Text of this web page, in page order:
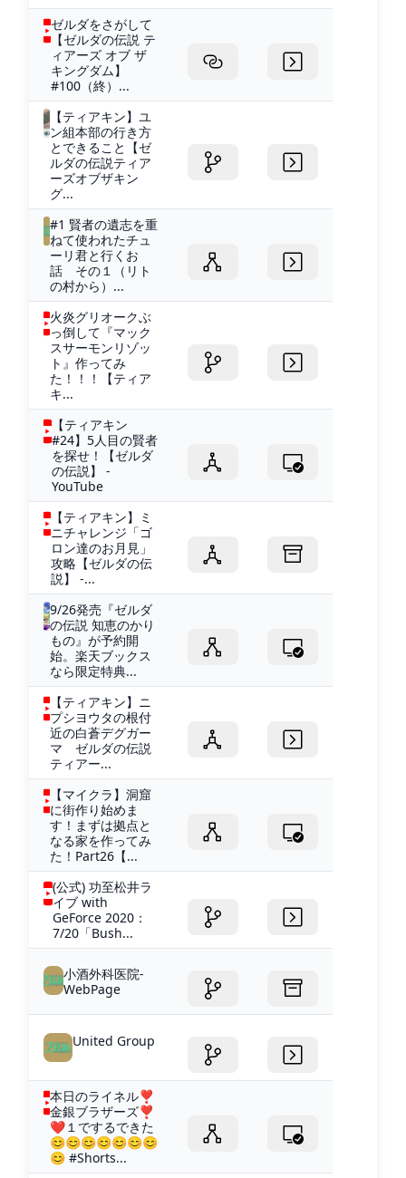
ゼルダをさがして
【ゼルダの伝説 テ
ィアーズ オブ ザ
キングダム】
#100（終）...
【ティアキン】ユ
ン組本部の行き方
とできること【ゼ
ルダの伝説ティア
ーズオブザキン
グ...
#1 賢者の遺志を重
ねて使われたチュ
ーリ君と行くお
話 その１（リト
の村から）...
火炎グリオークぶ
っ倒して『マック
スサーモンリゾッ
ト』作ってみ
た！！！【ティア
キ...
【ティアキン
#24】5人目の賢者
を探せ！【ゼルダ
の伝説】 -
YouTube
【ティアキン】ミ
ニチャレンジ「ゴ
ロン達のお月見」
攻略【ゼルダの伝
説】 -...
9/26発売『ゼルダ
の伝説 知恵のかり
もの』が予約開
始。楽天ブックス
なら限定特典...
【ティアキン】ニ
プシヨウタの根付
近の白蒼デグガー
マ ゼルダの伝説
ティアー...
【マイクラ】洞窟
に街作り始めま
す！まずは拠点と
なる家を作ってみ
た！Part26【...
(公式) 功至松井ラ
イブ with
GeForce 2020：
7/20「Bush...
小酒外科医院-
WebPage
United Group
本日のライネル❣
金銀ブラザーズ❣
❤１でするできた
😊😊😊😊😊😊😊
😊 #Shorts...